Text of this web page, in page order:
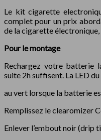
Le kit cigarette
complet pour un prix
de la cigarette électronique,
Pour le montage
Rechargez votre batterie
suite 2h suffisent. La LED
au vert lorsque la batterie
Remplissez le clearomizer
Enlever l’embout noir (drip